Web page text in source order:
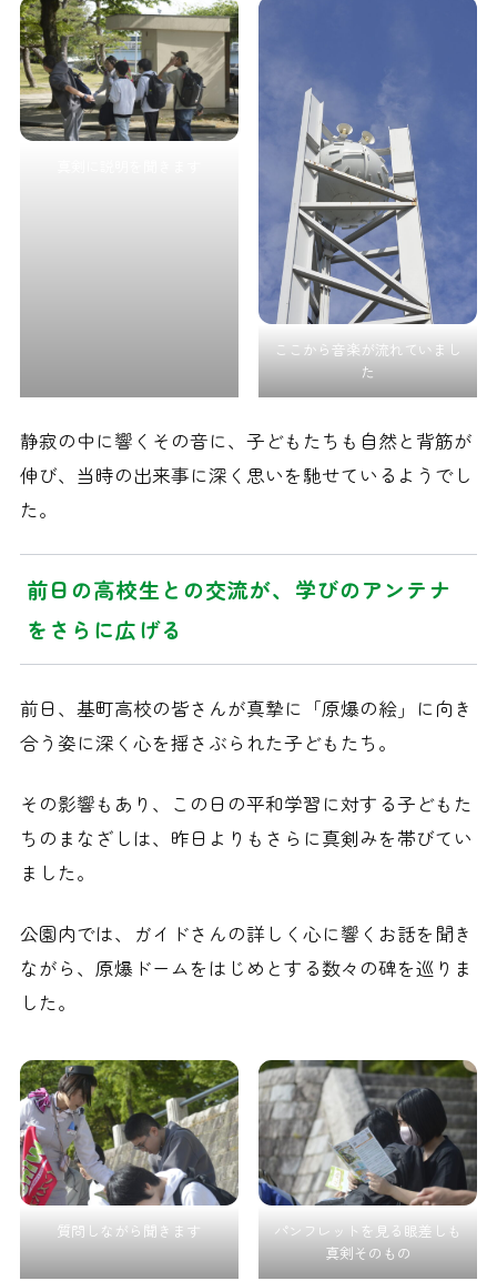
ここから音楽が流れていまし
た
静寂の中に響くその音に、子どもたちも自然と背筋が
伸び、当時の出来事に深く思いを馳せているようでし
た。
前日の高校生との交流が、学びのアンテナ
をさらに広げる
前日、基町高校の皆さんが真摯に「原爆の絵」に向き
合う姿に深く心を揺さぶられた子どもたち。
その影響もあり、この日の平和学習に対する子どもた
ちのまなざしは、昨日よりもさらに真剣みを帯びてい
ました。
公園内では、ガイドさんの詳しく心に響くお話を聞き
ながら、原爆ドームをはじめとする数々の碑を巡りま
した。
質問しながら聞きます
パンフレットを見る眼差しも
真剣そのもの